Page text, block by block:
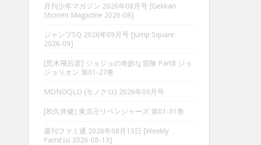
月刊少年マガジン 2026年08月号 [Gekkan
Shonen Magazine 2026-08]
ジャンプSQ 2026年09月号 [Jump Square
2026-09]
[荒木飛呂彦] ジョジョの奇妙な冒険 Part8 ジョ
ジョリオン 第01-27巻
MONOQLO (モノクロ) 2026年09月号
[和久井健] 東京卍リベンジャーズ 第01-31巻
週刊ファミ通 2026年08月13日 [Weekly
Famitsu 2026-08-13]